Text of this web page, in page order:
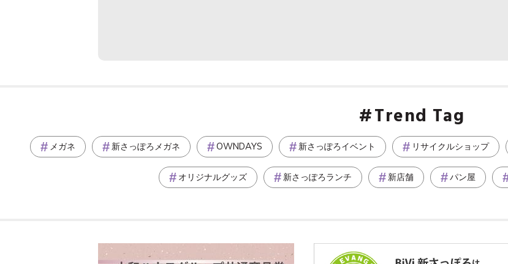
Trend Tag
メガネ 新さっぽろメガネ OWNDAYS 新さっぽろイベント リサイクルショップ
オリジナルグッズ 新さっぽろランチ 新店舗 パン屋